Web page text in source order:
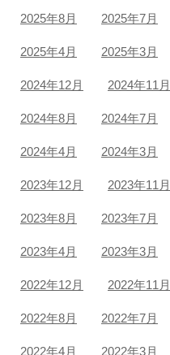
2025年8月 2025年7月
2025年4月 2025年3月
2024年12月 2024年11月
2024年8月 2024年7月
2024年4月 2024年3月
2023年12月 2023年11月
2023年8月 2023年7月
2023年4月 2023年3月
2022年12月 2022年11月
2022年8月 2022年7月
2022年4月 2022年3月